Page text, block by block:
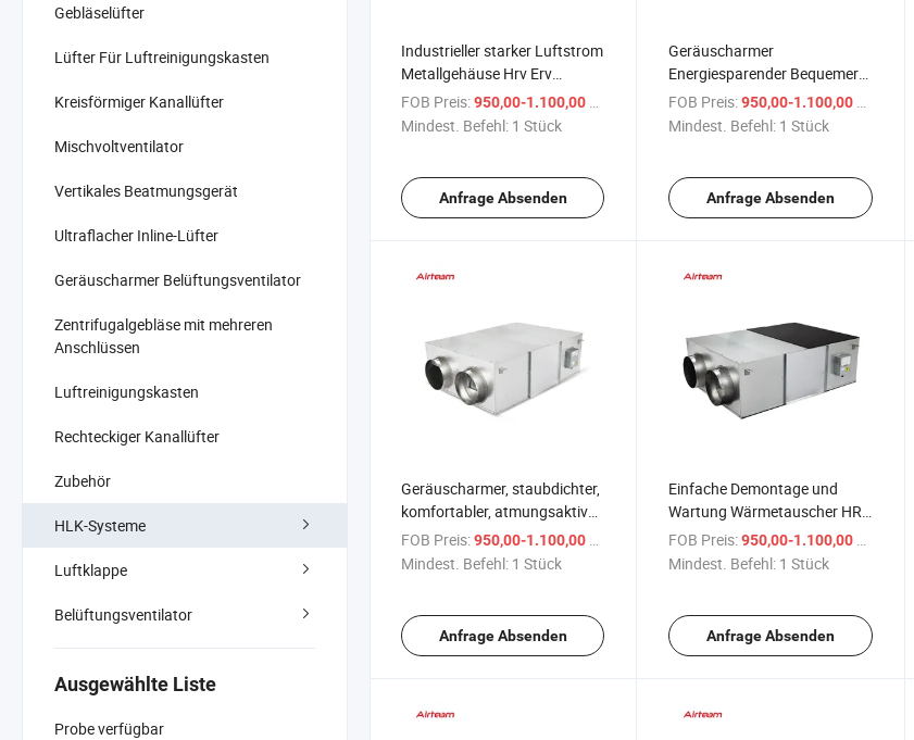
Gebläselüfter
Lüfter Für Luftreinigungskasten
Kreisförmiger Kanallüfter
Mischvoltventilator
Vertikales Beatmungsgerät
Ultraflacher Inline-Lüfter
Geräuscharmer Belüftungsventilator
Zentrifugalgebläse mit mehreren
Anschlüssen
Luftreinigungskasten
Rechteckiger Kanallüfter
Zubehör
HLK-Systeme
Luftklappe
Belüftungsventilator
Ausgewählte Liste
Probe verfügbar
Industrieller starker Luftstrom
Metallgehäuse Hrv Erv
Ventilator für
Einkaufszentrum
FOB Preis:950,00-1.100,00 $
Mindest. Befehl: 1 Stück
Anfrage Absenden
Geräuscharmer
Energiesparender Bequemer
Robuster
Heizungswiederherstellungsventilator
FOB Preis: 950,00-1.100,00 $
Mindest. Befehl: 1 Stück
Anfrage Absenden
Geräuscharmer, staubdichter,
komfortabler, atmungsaktiver,
energieeffizienter Lüfter mit
Wärmerückgewinnung
FOB Preis:950,00-1.100,00 $
Mindest. Befehl: 1 Stück
Anfrage Absenden
Einfache Demontage und
Wartung Wärmetauscher HRV
Ventilatorlüfter
FOB Preis: 950,00-1.100,00 $
Mindest. Befehl: 1 Stück
Anfrage Absenden